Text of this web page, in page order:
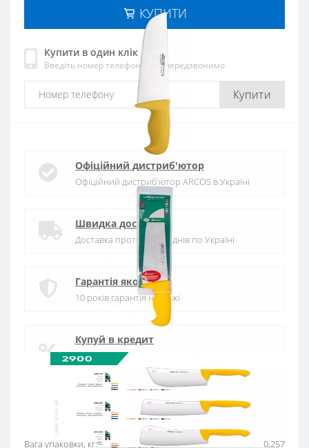
КУПИТИ
Купити в один клік
Введіть номер телефону і ми передзвонимо
Купити
Основні характеристики
Вага упаковки, кг:
0,257
Офіційний дистриб'ютор
Офіційний дистриб'ютор ARCOS в Україні
Швидка доставка
Доставка протягом 1-3 днів по Україні
Гарантія якості
10 років гарантія на ножі
Купуй в кредит
Оплата частинами або миттєва розстрочка
від ПриватБанку